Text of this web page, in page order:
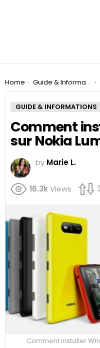
You are here:
Home Guide & Informations
GUIDE & INFORMATIONS
Comment
sur Nokia
by Marie L.
16.3kViews
Comment installer